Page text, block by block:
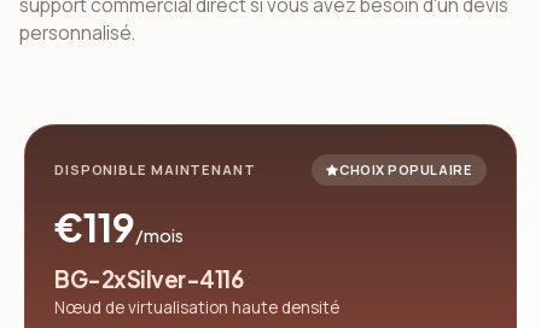
support commercial direct si vous avez besoin d'un devis
personnalisé.
DISPONIBLE MAINTENANT CHOIX POPULAIRE
€119/mois
BG-2xSilver-4116
Nœud de virtualisation haute densité